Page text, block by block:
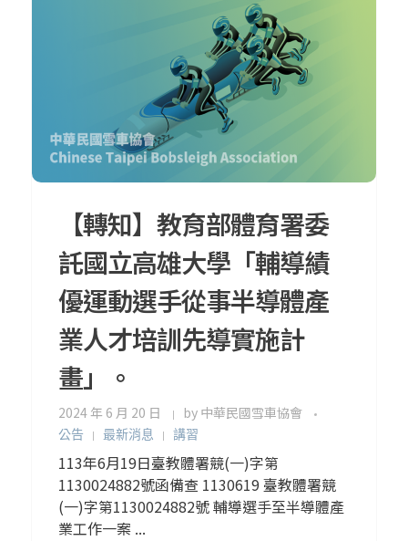
【轉知】教育部體育署委
託國立高雄大學「輔導績
優運動選手從事半導體產
業人才培訓先導實施計
畫」。
2024 年 6 月 20 日 by 中華民國雪車協會
公告 最新消息 講習
113年6月19日臺教體署競(一)字第
1130024882號函備查 1130619 臺教體署競
(一)字第1130024882號 輔導選手至半導體產
業工作一案 ...